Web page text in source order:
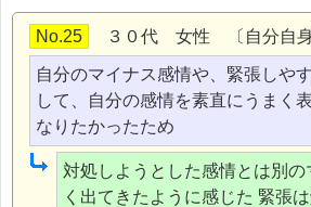
No.25 ３０代 女性 〔自分自
自分のマイナス感情や、緊張しや
して、自分の感情を素直にうまく
なりたかったため
対処しようとした感情とは別
く出てきたように感じた 緊張